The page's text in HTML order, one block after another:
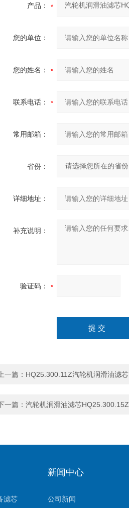
产品：
您的单位：
您的姓名：
联系电话：
常用邮箱：
省份：
详细地址：
补充说明：
验证码：
上一篇： HQ25.300.11Z汽轮机润滑油滤芯
一篇： 汽轮机润滑油滤芯HQ25.300.15Z
滤芯
新闻中心
公司新闻